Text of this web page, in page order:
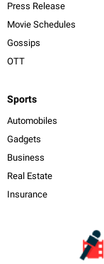
Press Release
Movie Schedules
Gossips
OTT
Sports
Automobiles
Gadgets
Business
Real Estate
Insurance